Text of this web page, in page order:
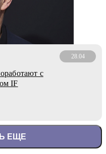
28.04
с
IF
ЕЩЕ